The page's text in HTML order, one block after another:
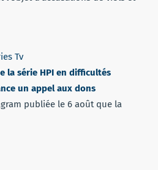
Tv
la série HPI en difficultés
un appel aux dons
publiée le 6 août que la